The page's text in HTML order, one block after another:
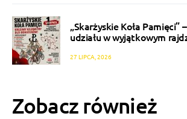
„Skarżyskie Koła Pamięci”
udziału w wyjątkowym
27 LIPCA, 2026
Zobacz również